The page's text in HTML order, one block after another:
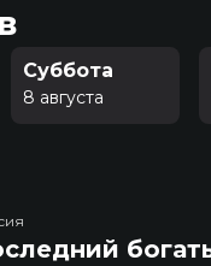
Суббота
8 августа